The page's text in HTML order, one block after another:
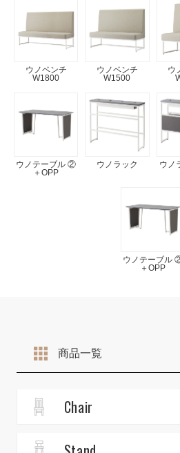
ウノベンチ
W1800
ウノベンチ
W1500
ウ
ウノテーブル ②
＋OPP
ウノラック ウノ
ウノテーブル
＋OPP
商品一覧
Chair